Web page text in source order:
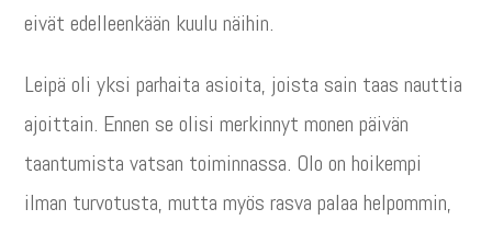
eivät edelleenkään kuulu näihin.
Leipä oli yksi parhaita asioita, joista sain taas nauttia
ajoittain. Ennen se olisi merkinnyt monen päivän
taantumista vatsan toiminnassa. Olo on hoikempi
ilman turvotusta, mutta myös rasva palaa helpommin,